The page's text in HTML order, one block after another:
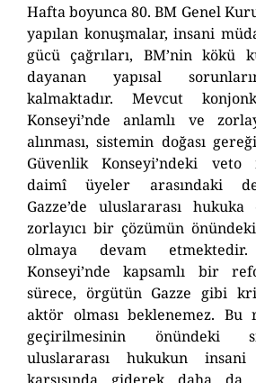
Hafta boyunca 80. BM Genel
yapılan konuşmalar, insani
gücü çağrıları, BM’nin kökü
dayanan yapısal
kalmaktadır. Mevcut
Konseyi’nde anlamlı ve
alınması, sistemin doğası
Güvenlik Konseyi’ndeki veto
daimî üyeler arasındaki
Gazze’de uluslararası
zorlayıcı bir çözümün
olmaya devam
Konseyi’nde kapsamlı bir
sürece, örgütün Gazze gibi
aktör olması beklenemez. Bu
geçirilmesinin önündeki
uluslararası hukukun